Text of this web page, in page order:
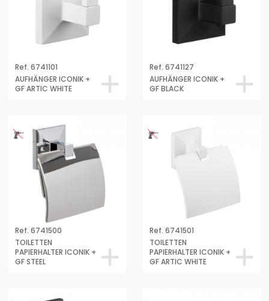
Ref. 6741101
AUFHÄNGER ICONIK +
GF ARTIC WHITE
Ref. 6741127
AUFHÄNGER ICONIK +
GF BLACK
Ref. 6741500
TOILETTEN
PAPIERHALTER ICONIK +
GF STEEL
Ref. 6741501
TOILETTEN
PAPIERHALTER ICONIK +
GF ARTIC WHITE